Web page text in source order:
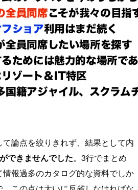
論点を絞りきれず、結果として内
できませんでした。3行でまとめ
報過多のカタログ的な資料でしか